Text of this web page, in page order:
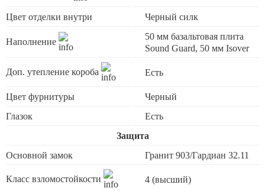
Цвет отделки внутри Черный силк
Наполнение
50 мм базальтовая плита
Sound Guard, 50 мм Isover
Доп. утепление короба Есть
Цвет фурнитуры
Черный
Глазок
Есть
Защита
Основной замок
Гранит 903/Гардиан 32.11
Класс взломостойкости 4 (высший)